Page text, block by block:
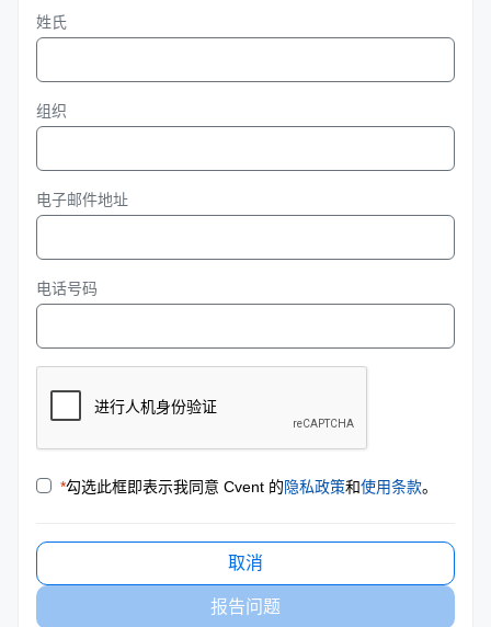
姓氏
组织
电子邮件地址
电话号码
*勾选此框即表示我同意 Cvent 的隐私政策和使用条款。
取消
报告问题